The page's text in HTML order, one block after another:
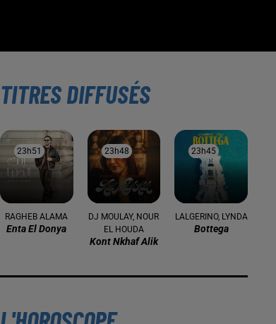
TITRES DIFFUSÉS
23h51
23h51
RAGHEB ALAMA
Enta El Donya
23h48
23h48
DJ MOULAY, NOUR
EL HOUDA
Kont Nkhaf Alik
23h45
23h45
LALGERINO, LYNDA
Bottega